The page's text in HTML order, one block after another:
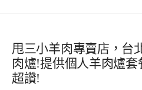
甩三小羊肉專賣店，台
肉爐!提供個人羊肉爐
超讚!